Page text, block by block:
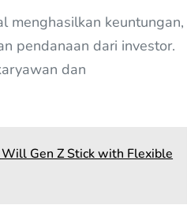
menghasilkan keuntungan,
pendanaan dari investor.
dan
Gen Z Stick with Flexible